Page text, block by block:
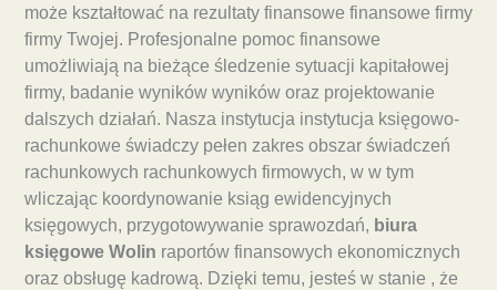
może kształtować na rezultaty finansowe finansowe firmy
firmy Twojej. Profesjonalne pomoc finansowe
umożliwiają na bieżące śledzenie sytuacji kapitałowej
firmy, badanie wyników wyników oraz projektowanie
dalszych działań. Nasza instytucja instytucja księgowo-
rachunkowe świadczy pełen zakres obszar świadczeń
rachunkowych rachunkowych firmowych, w w tym
wliczając koordynowanie ksiąg ewidencyjnych
księgowych, przygotowywanie sprawozdań, biura
księgowe Wolin raportów finansowych ekonomicznych
oraz obsługę kadrową. Dzięki temu, jesteś w stanie , że